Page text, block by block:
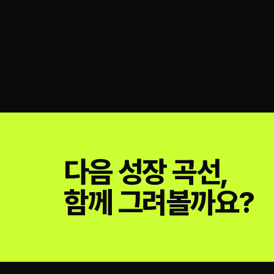
다음 성장 곡선,
함께 그려볼까요?